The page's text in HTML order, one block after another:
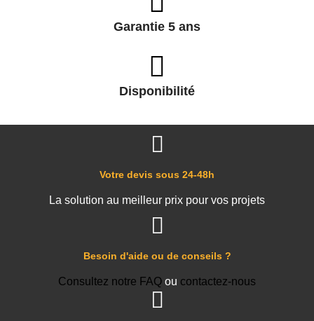
Garantie 5 ans
Disponibilité
Besoin d'aide ou de conseils ?
Consultez notre FAQ ou contactez-nous
Votre devis sous 24-48h
La solution au meilleur prix pour vos projets